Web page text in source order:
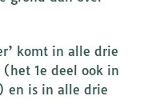
komt in alle drie
(het 1e deel ook in
en is in alle drie